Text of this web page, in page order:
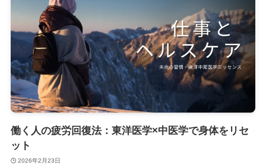
働く人の疲労回復法：東洋医学×中医学で身体をリセ
ット
2026年2月23日